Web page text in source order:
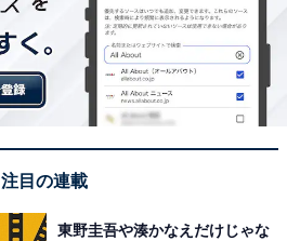
注目の連載
東野圭吾や湊かなえだけじゃな